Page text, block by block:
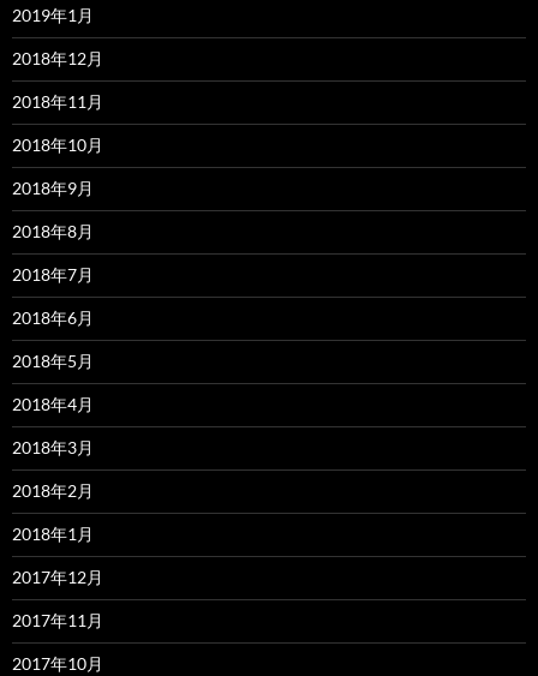
2019年1月
2018年12月
2018年11月
2018年10月
2018年9月
2018年8月
2018年7月
2018年6月
2018年5月
2018年4月
2018年3月
2018年2月
2018年1月
2017年12月
2017年11月
2017年10月